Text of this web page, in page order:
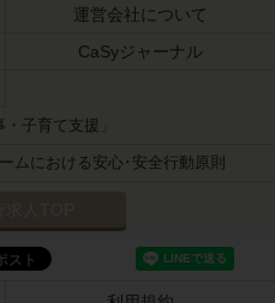
運営会社について
CaSyジャーナル
子育て支援」
ムにおける安心･安全行動原則